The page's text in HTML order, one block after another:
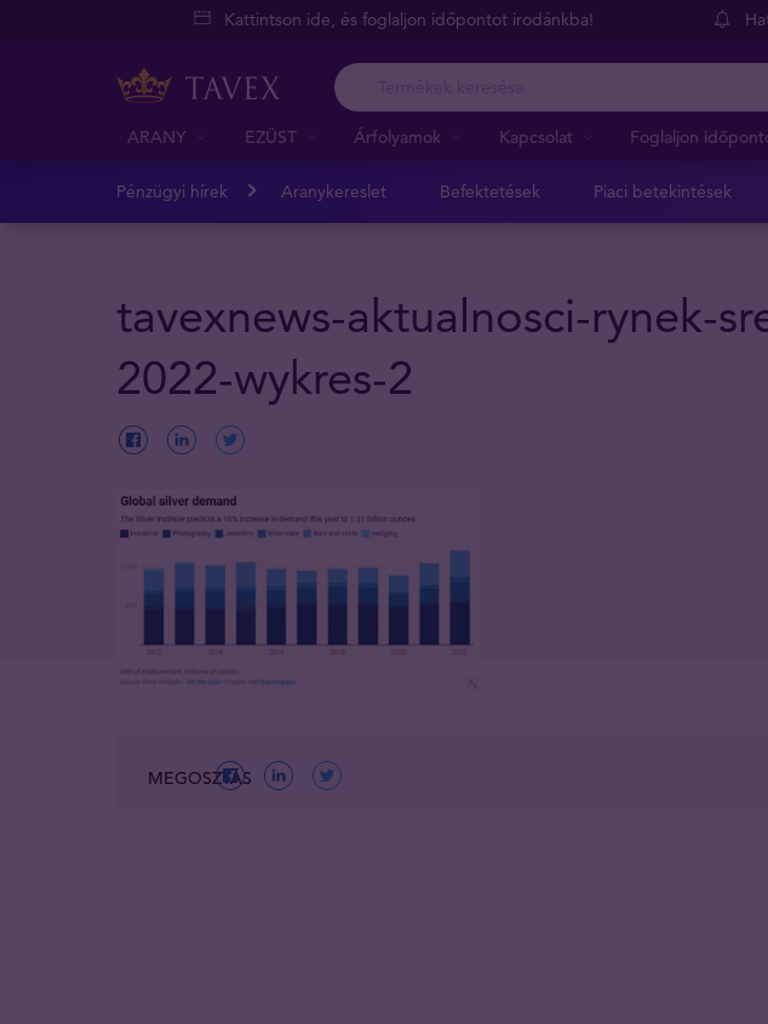
Kattintson ide, és foglaljon időpontot irodánkba!
ARANY EZÜST Árfolyamok Kapcsolat Foglaljon
Pénzügyi hírek Aranykereslet Befektetések Piaci betekintések
tavexnews-aktualnosci-rynek-
2022-wykres-2
MEGOSZTÁS